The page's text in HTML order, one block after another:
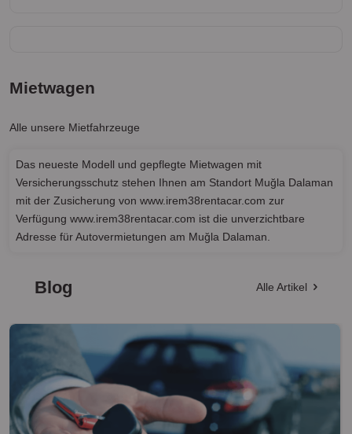
Mietwagen
Alle unsere Mietfahrzeuge
Das neueste Modell und gepflegte Mietwagen mit
Versicherungsschutz stehen Ihnen am Standort Muğla Dalaman
mit der Zusicherung von www.irem38rentacar.com zur
Verfügung www.irem38rentacar.com ist die unverzichtbare
Adresse für Autovermietungen am Muğla Dalaman.
Blog Alle Artikel